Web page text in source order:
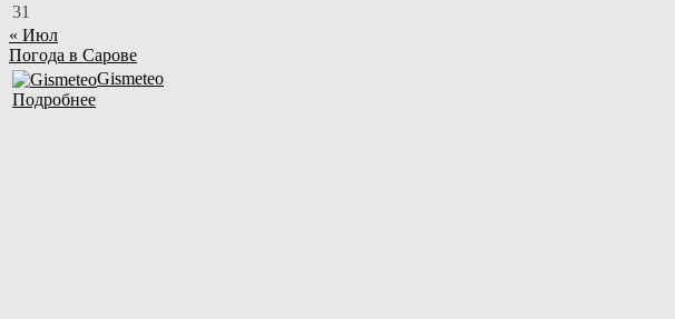
31
« Июл
Погода в Сарове
Gismeteo
Подробнее